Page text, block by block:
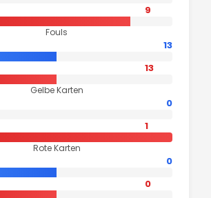
9
Fouls
13
13
Gelbe Karten
0
1
Rote Karten
0
0